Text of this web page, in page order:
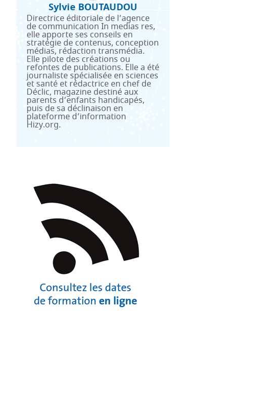
Sylvie BOUTAUDOU
Directrice éditoriale de l’agence
de communication In medias res,
elle apporte ses conseils en
stratégie de contenus, conception
médias, rédaction transmédia.
Elle pilote des créations ou
refontes de publications. Elle a été
journaliste spécialisée en sciences
et santé et rédactrice en chef de
Déclic, magazine destiné aux
parents d’enfants handicapés,
puis de sa déclinaison en
plateforme d’information
Hizy.org.